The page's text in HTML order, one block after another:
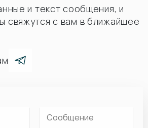
и текст сообщения, и
свяжутся с вам в ближайшее